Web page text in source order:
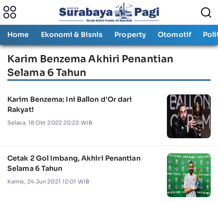
Home Ekonomi & Bisnis Property Otomotif
Karim Benzema Akhiri Penantian
Selama 6 Tahun
Karim Benzema: Ini Ballon d'Or dari
Rakyat!
Selasa, 18 Okt 2022 20:22 WIB
Cetak 2 Gol Imbang, Akhiri Penantian
Selama 6 Tahun
Kamis, 24 Jun 2021 12:01 WIB